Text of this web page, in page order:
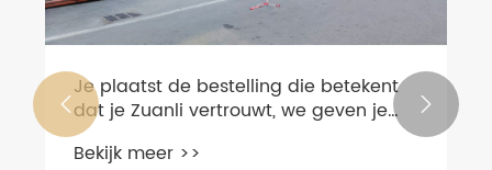
Je plaatst de bestelling die betekent
dat je Zuanli vertrouwt, we geven je
het beste antwoord!
Bekijk meer >>
 